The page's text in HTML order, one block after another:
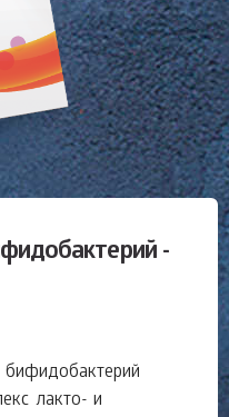
-
лакто- и